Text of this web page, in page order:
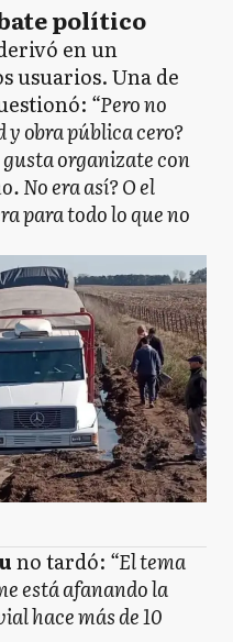
político
en un
usuarios. Una de
“Pero no
obra pública cero?
gusta organizate con
No era así? O el
para todo lo que no
no tardó: “El tema
está afanando la
hace más de 10